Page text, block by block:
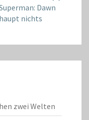
Dawn
nichts
zwei Welten